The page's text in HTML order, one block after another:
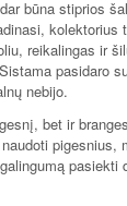
būna stiprios
kolektorius
reikalingas ir
pasidaro
nebijo.
bet ir
pigesnius,
pasiekti